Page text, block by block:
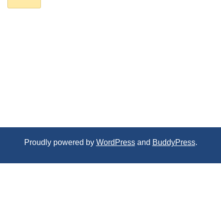
Proudly powered by WordPressand BuddyPress.